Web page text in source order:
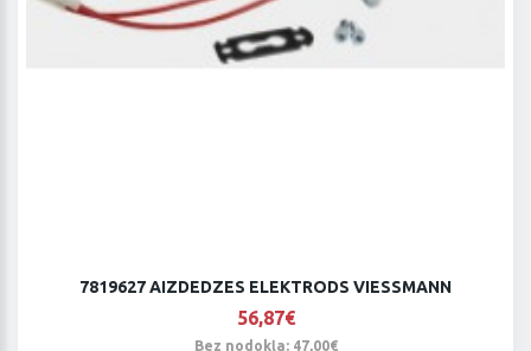
7819627 AIZDEDZES ELEKTRODS VIESSMANN
56,87€
Bez nodokļa: 47,00€